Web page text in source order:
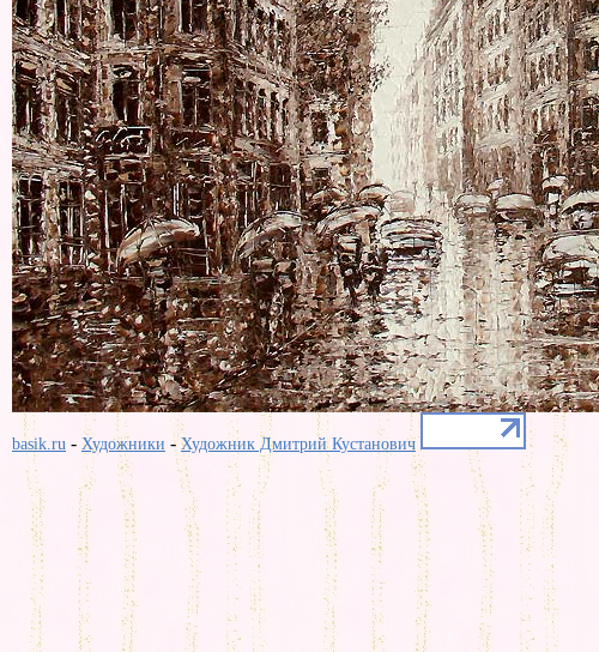
basik.ru - Художники -Художник Дмитрий Кустанович